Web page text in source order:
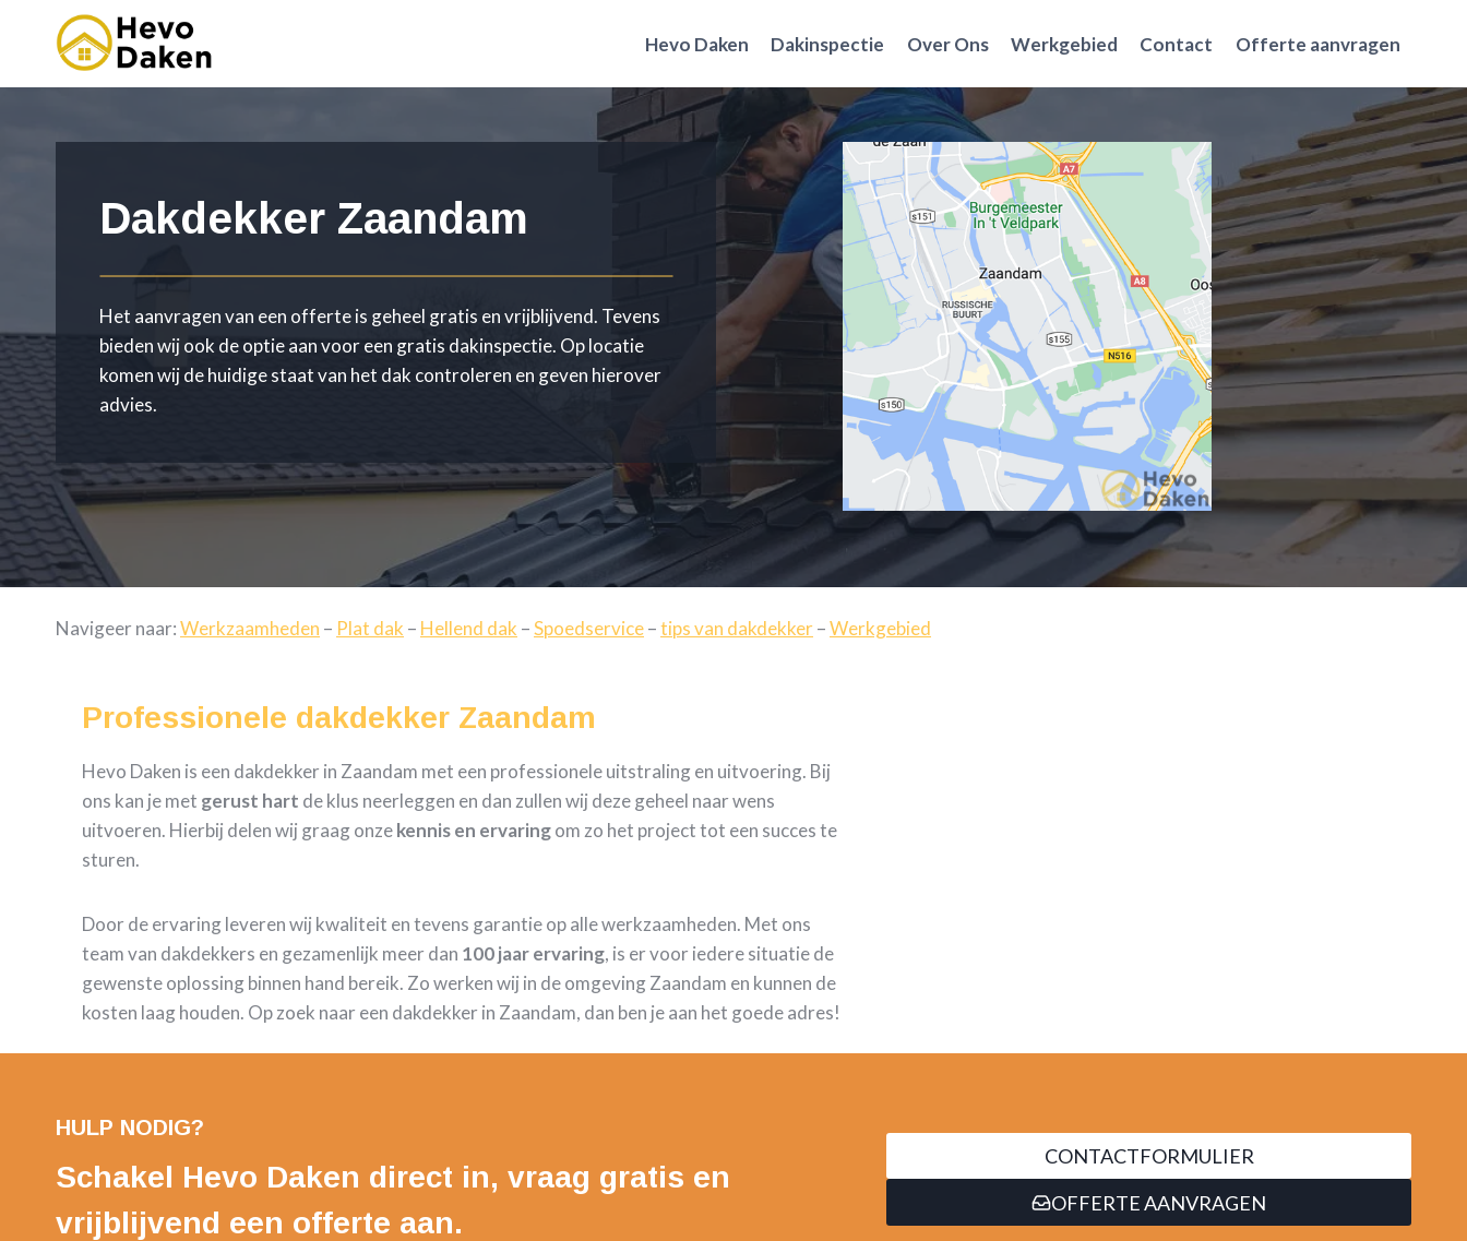
Doorgaan
Hevo Daken Dakinspectie Over Ons Werkgebied Contact Offerte aanvragen
Dakdekker Zaandam
Het aanvragen van een offerte is geheel gratis en vrijblijvend. Tevens
bieden wij ook de optie aan voor een gratis dakinspectie. Op locatie
komen wij de huidige staat van het dak controleren en geven hierover
advies.
Navigeer naar:Werkzaamheden – Plat dak – Hellend dak –Spoedservice–tips van dakdekker–Werkgebied
Professionele dakdekker Zaandam
Hevo Daken is een dakdekker in Zaandam met een professionele uitstraling en uitvoering. Bij
ons kan je met gerust hart de klus neerleggen en dan zullen wij deze geheel naar wens
uitvoeren. Hierbij delen wij graag onzekennis en ervaringom zo het project tot een succes te
sturen.
Door de ervaring leveren wij kwaliteit en tevens garantie op alle werkzaamheden. Met ons
team van dakdekkers en gezamenlijk meer dan 100 jaar ervaring, is er voor iedere situatie de
gewenste oplossing binnen hand bereik. Zo werken wij in de omgeving Zaandam en kunnen de
kosten laag houden. Op zoek naar een dakdekker in Zaandam, dan ben je aan het goede adres!
HULP NODIG?
Schakel Hevo Daken direct in, vraag gratis en
vrijblijvend een offerte aan.
CONTACTFORMULIER
OFFERTE AANVRAGEN